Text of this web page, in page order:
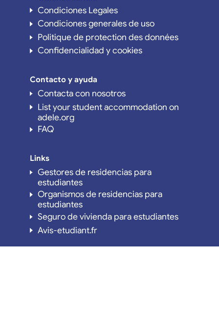
Condiciones Legales
Condiciones generales de uso
Politique de protection des données
Confidencialidad y cookies
Contacto y ayuda
Contacta con nosotros
List your student accommodation on
adele.org
FAQ
Links
Gestores de residencias para
estudiantes
Organismos de residencias para
estudiantes
Seguro de vivienda para estudiantes
Avis-etudiant.fr